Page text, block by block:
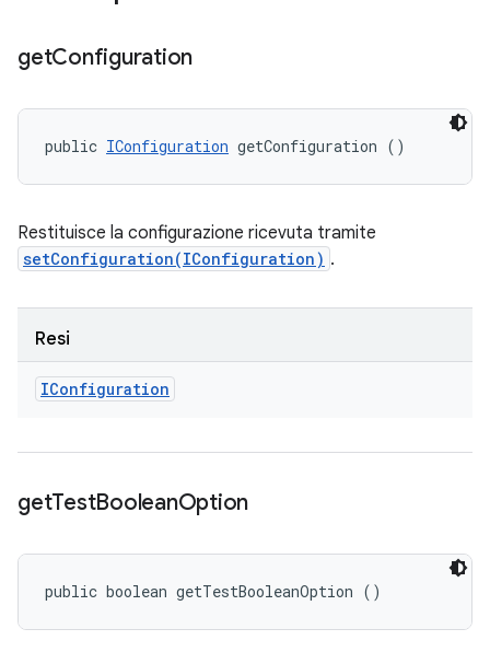
getConfiguration
public IConfiguration getConfiguration ()
Restituisce la configurazione ricevuta tramite
setConfiguration(IConfiguration) .
Resi
IConfiguration
getTestBooleanOption
public boolean getTestBooleanOption ()